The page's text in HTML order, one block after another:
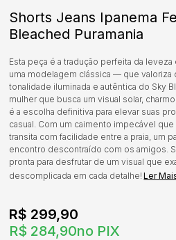
Shorts Jeans Ipanema
Bleached Puramania
Esta peça é a tradução perfeita da
uma modelagem clássica — que
tonalidade iluminada e autêntica do Sky
mulher que busca um visual solar,
é a escolha definitiva para elevar suas
casual. Com um caimento impecável
transita com facilidade entre a praia, um
encontro descontraído com os amigos.
pronta para desfrutar de um visual que
descomplicada em cada detalhe!Ler
R$ 284,90no PIX
R$ 299,90